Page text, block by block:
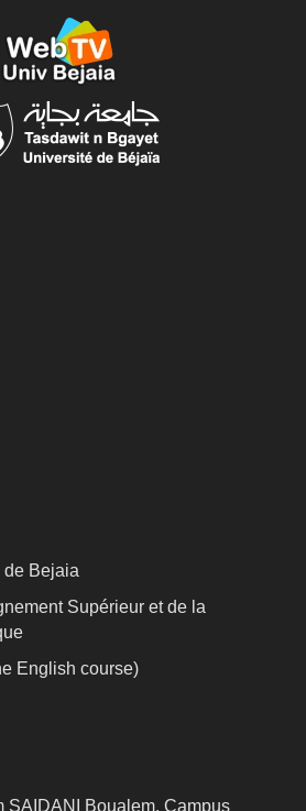
de Bejaia
Supérieur et de la
English course)
SAIDANI Boualem, Campus